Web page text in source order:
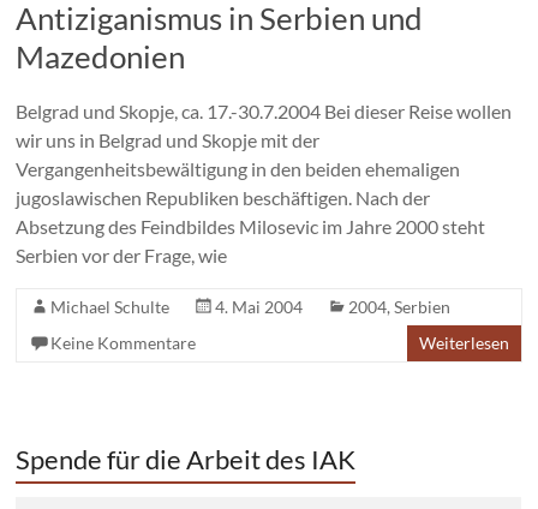
Antiziganismus in Serbien und
Mazedonien
Belgrad und Skopje, ca. 17.-30.7.2004 Bei dieser Reise wollen
wir uns in Belgrad und Skopje mit der
Vergangenheitsbewältigung in den beiden ehemaligen
jugoslawischen Republiken beschäftigen. Nach der
Absetzung des Feindbildes Milosevic im Jahre 2000 steht
Serbien vor der Frage, wie
Michael Schulte 4. Mai 2004 2004,Serbien
Keine Kommentare
Weiterlesen
Spende für die Arbeit des IAK